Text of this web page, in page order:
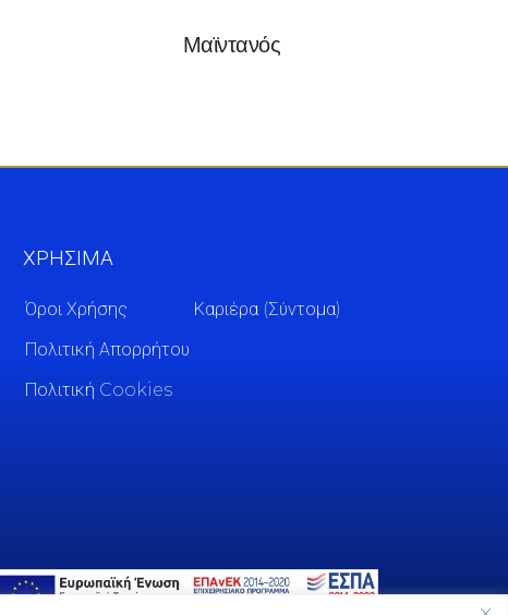
Μαϊντανός
ΧΡΗΣΙΜΑ
Όροι Χρήσης
Πολιτική Απορρήτου
Πολιτική Cookies
Καριέρα (Σύντομα)